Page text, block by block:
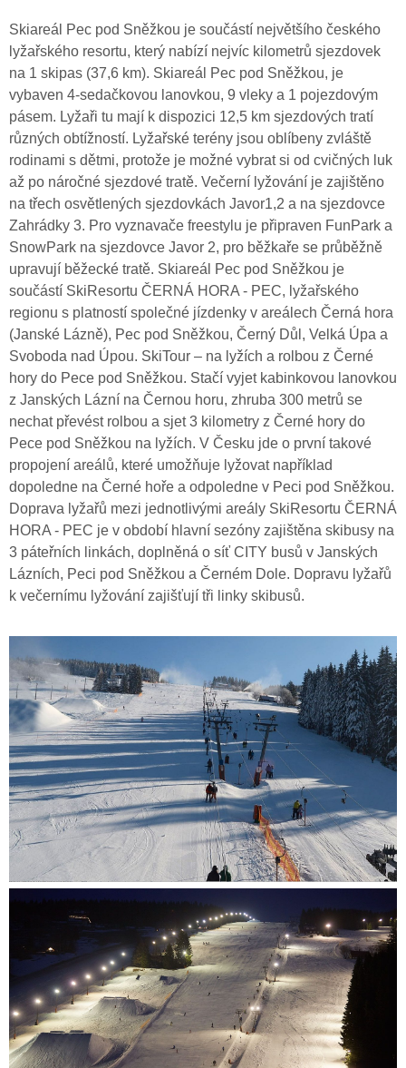
Skiareál Pec pod Sněžkou je součástí největšího českého
lyžařského resortu, který nabízí nejvíc kilometrů sjezdovek
na 1 skipas (37,6 km). Skiareál Pec pod Sněžkou, je
vybaven 4-sedačkovou lanovkou, 9 vleky a 1 pojezdovým
pásem. Lyžaři tu mají k dispozici 12,5 km sjezdových tratí
různých obtížností. Lyžařské terény jsou oblíbeny zvláště
rodinami s dětmi, protože je možné vybrat si od cvičných luk
až po náročné sjezdové tratě. Večerní lyžování je zajištěno
na třech osvětlených sjezdovkách Javor1,2 a na sjezdovce
Zahrádky 3. Pro vyznavače freestylu je připraven FunPark a
SnowPark na sjezdovce Javor 2, pro běžkaře se průběžně
upravují běžecké tratě. Skiareál Pec pod Sněžkou je
součástí SkiResortu ČERNÁ HORA - PEC, lyžařského
regionu s platností společné jízdenky v areálech Černá hora
(Janské Lázně), Pec pod Sněžkou, Černý Důl, Velká Úpa a
Svoboda nad Úpou. SkiTour – na lyžích a rolbou z Černé
hory do Pece pod Sněžkou. Stačí vyjet kabinkovou lanovkou
z Janských Lázní na Černou horu, zhruba 300 metrů se
nechat převést rolbou a sjet 3 kilometry z Černé hory do
Pece pod Sněžkou na lyžích. V Česku jde o první takové
propojení areálů, které umožňuje lyžovat například
dopoledne na Černé hoře a odpoledne v Peci pod Sněžkou.
Doprava lyžařů mezi jednotlivými areály SkiResortu ČERNÁ
HORA - PEC je v období hlavní sezóny zajištěna skibusy na
3 páteřních linkách, doplněná o síť CITY busů v Janských
Lázních, Peci pod Sněžkou a Černém Dole. Dopravu lyžařů
k večernímu lyžování zajišťují tři linky skibusů.